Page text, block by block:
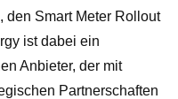
den Smart Meter Rollout
ist dabei ein
Anbieter, der mit
Partnerschaften